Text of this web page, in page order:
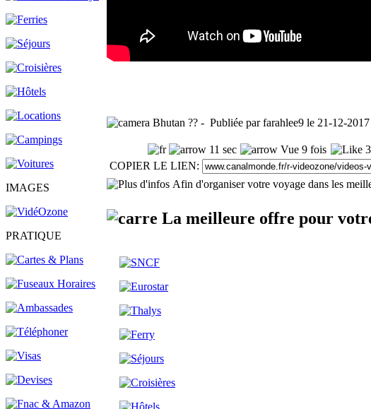
IMAGES
PRATIQUE
Bhutan ?? - Publiée par farahlee9 le 21-12-
11 sec Vue 9 fois
COPIER LE LIEN:
Afin d'organiser votre voyage dans les
La meilleure offre pour